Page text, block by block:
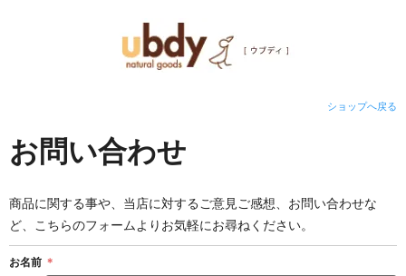
ショップへ戻る
お問い合わせ
商品に関する事や、当店に対するご意見ご感想、お問い合わせな
ど、こちらのフォームよりお気軽にお尋ねください。
お名前 ＊